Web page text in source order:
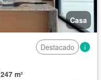
Casa
Destacado
247 m²